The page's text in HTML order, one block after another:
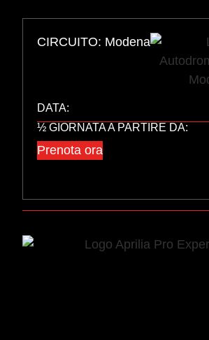
CIRCUITO: Modena
DATA:
½ GIORNATA A PARTIRE DA:
Prenota ora